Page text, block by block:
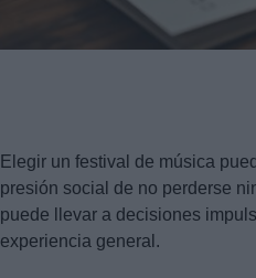
Elegir un festival de música
presión social de no perderse
puede llevar a decisiones
experiencia general.